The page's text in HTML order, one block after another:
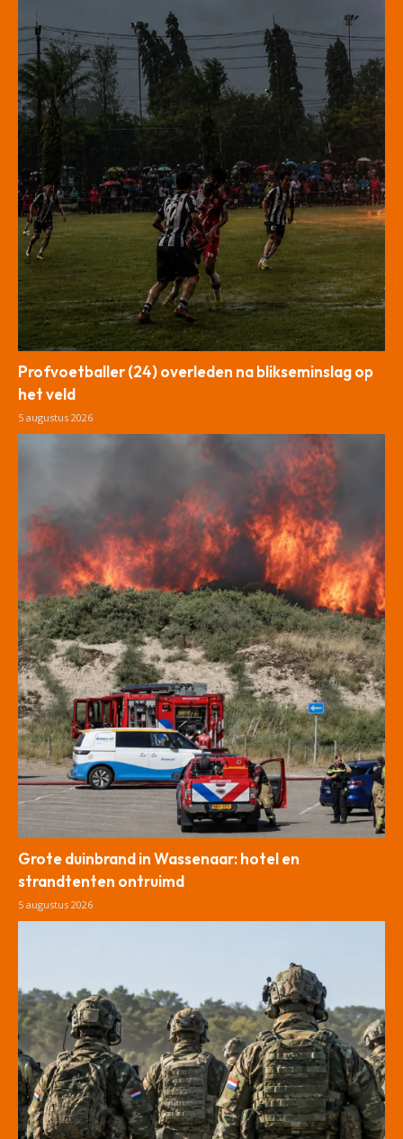
Profvoetballer (24) overleden na blikseminslag op
het veld
5 augustus 2026
Grote duinbrand in Wassenaar: hotel en
strandtenten ontruimd
5 augustus 2026